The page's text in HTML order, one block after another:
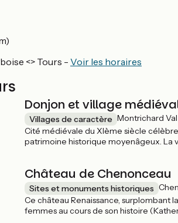
<> Tours - Voir les horaires
Donjon et village
Villages de caractère Montrichard
Cité médiévale du XIème siècle
patrimoine historique moyenâgeux. La
Château de Chenonceau
Sites et monuments historiques
Ce château Renaissance, surplombant
femmes au cours de son histoire